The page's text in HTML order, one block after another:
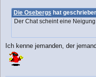
i
t
g
Die Osebergs hat
Der Chat scheint eine
Ich kenne jemanden, der